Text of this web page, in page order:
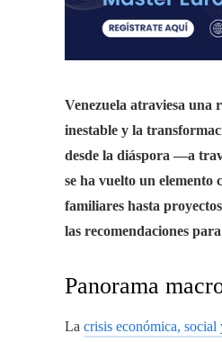
Venezuela atraviesa una
inestable y la
desde la diáspora —a
se ha vuelto un elemento
familiares hasta
las recomendaciones
Panorama
La crisis económica,